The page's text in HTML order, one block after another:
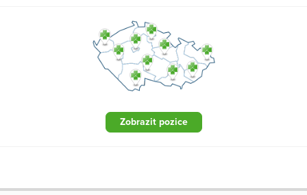
Zobrazit pozice